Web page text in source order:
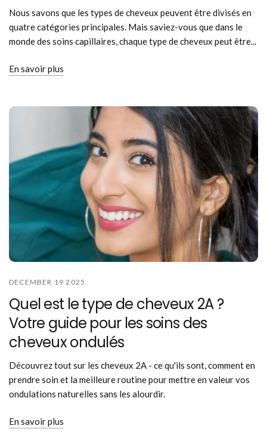
Nous savons que les types de cheveux peuvent être divisés en
quatre catégories principales. Mais saviez-vous que dans le
monde des soins capillaires, chaque type de cheveux peut être...
En savoir plus
DECEMBER 19 2025
Quel est le type de cheveux 2A ?
Votre guide pour les soins des
cheveux ondulés
Découvrez tout sur les cheveux 2A - ce qu'ils sont, comment en
prendre soin et la meilleure routine pour mettre en valeur vos
ondulations naturelles sans les alourdir.
En savoir plus